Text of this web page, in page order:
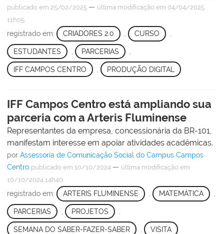
publicado em 25/02/2025 — última modificação em 04/04/2025
11h05
registrado em: CRIADORES 2.0 CURSO
ESTUDANTES PARCERIAS
IFF CAMPOS CENTRO PRODUÇÃO DIGITAL
IFF Campos Centro está ampliando sua
parceria com a Arteris Fluminense
Representantes da empresa, concessionária da BR-101,
manifestam interesse em apoiar atividades acadêmicas.
por Assessoria de Comunicação Social do Campus Campos
Centro publicado em 10/10/2024 — última modificação em
10/10/2024 14h40
registrado em: ARTERIS FLUMINENSE , MATEMÁTICA ,
PARCERIAS PROJETOS
SEMANA DO SABER-FAZER-SABER VISITA